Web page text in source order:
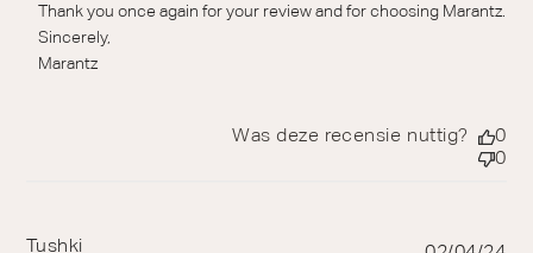
Thank you once again for your review and for choosing Marantz.
Sincerely,
Marantz
Was deze recensie nuttig?
0
0
Tushki